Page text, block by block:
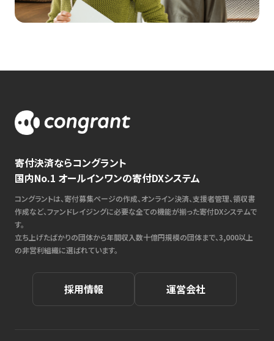
寄付決済ならコングラント
国内No.1 オールインワンの寄付DXシステム
コングラントは、寄付募集ページの作成、オンライン決済、支援者管理、領収書
作成など、ファンドレイジングに必要な全ての機能が揃った寄付DXシステムで
す。
立ち上げたばかりの団体から年間収入数十億円規模の団体まで、3,000以上
の非営利組織に選ばれています。
採用情報 運営会社